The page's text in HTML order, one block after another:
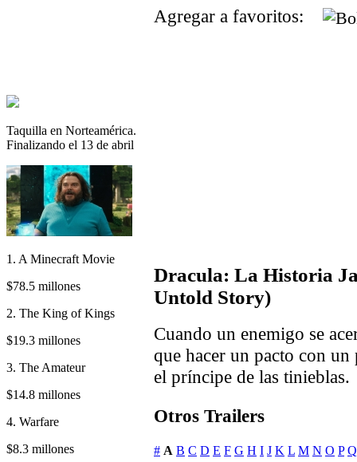
Taquilla en Norteamérica.
Finalizando el 13 de abril
1. A Minecraft Movie
$78.5 millones
2. The King of Kings
$19.3 millones
3. The Amateur
$14.8 millones
4. Warfare
$8.3 millones
Agregar a favoritos:
Dracula: La Historia
Untold Story)
Cuando un enemigo se
que hacer un pacto con
el príncipe de las tinieblas.
Otros Trailers
# A B C D E F G H I J K L M N O P Q